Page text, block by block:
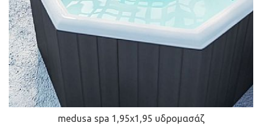
medusa spa 1,95x1,95 υδρομασάζ